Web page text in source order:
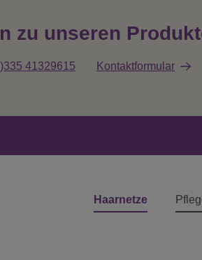
zu unseren
41329615 Kontaktformular
Haarnetze